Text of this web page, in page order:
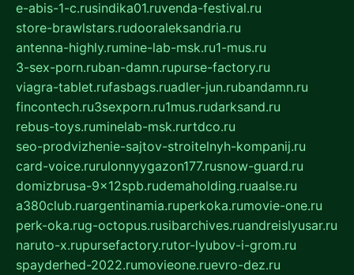
e-abis-1-c.rusindika01.ruvenda-festival.ru
store-brawlstars.rudooraleksandria.ru
antenna-highly.rumine-lab-msk.ru1-mus.ru
3-sex-porn.ruban-damn.rupurse-factory.ru
viagra-tablet.rufasbags.ruadler-jun.rubandamn.ru
fincontech.ru3sexporn.ru1mus.rudarksand.ru
rebus-toys.ruminelab-msk.rurtdco.ru
seo-prodvizhenie-sajtov-stroitelnyh-kompanij.ru
card-voice.rurulonnyygazon177.rusnow-guard.ru
domizbrusa-9x12spb.rudemaholding.ruaalse.ru
a380club.ruargentinamia.ruperkoka.rumovie-one.ru
perk-oka.rug-octopus.rusibarchives.ruandreislyusar.ru
naruto-x.rupursefactory.rutor-lyubov-i-grom.ru
spayderhed-2022.rumovieone.ruevro-dez.ru